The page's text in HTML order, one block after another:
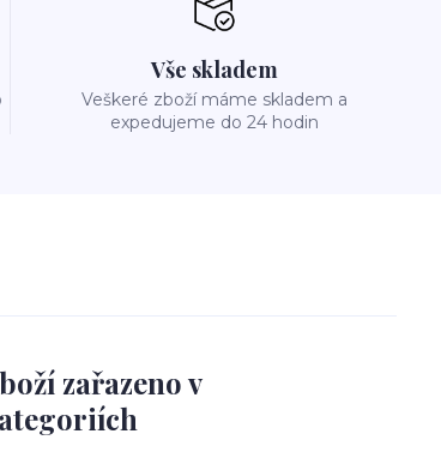
Vše skladem
Veškeré zboží máme skladem a
expedujeme do 24 hodin
zařazeno v